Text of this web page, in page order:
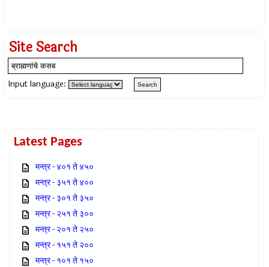
Site Search
Input language:
Latest Pages
मन्त्र - ४०१ ते ४५०
मन्त्र - ३५१ ते ४००
मन्त्र - ३०१ ते ३५०
मन्त्र - २५१ ते ३००
मन्त्र - २०१ ते २५०
मन्त्र - १५१ ते २००
मन्त्र - १०१ ते १५०